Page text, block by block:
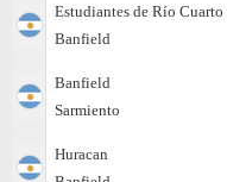
Estudiantes de Río Cuarto
Banfield
Banfield
Sarmiento
Huracan